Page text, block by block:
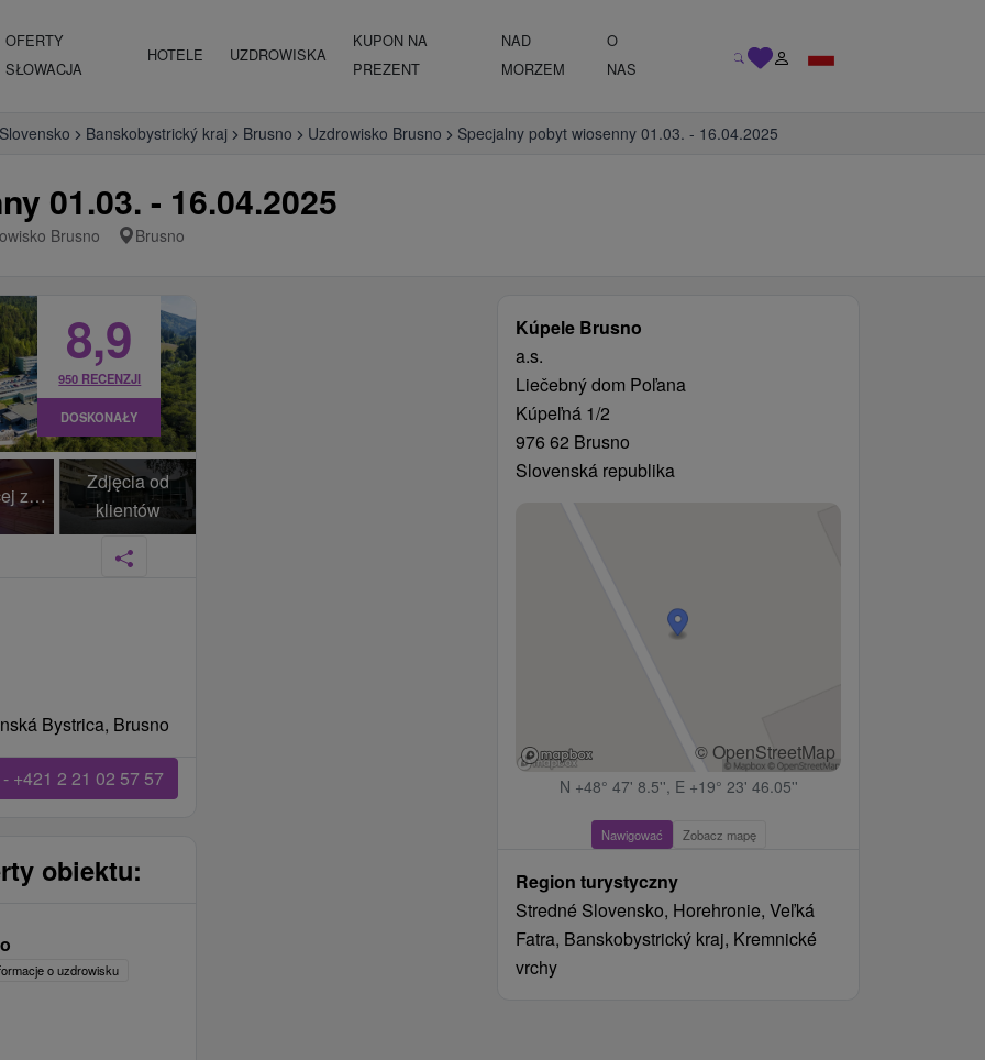
OFERTY
SŁOWACJA
HOTELE UZDROWISKA
KUPON NA
PREZENT
NAD
MORZEM
O
NAS
Banskobystrický kraj Brusno Uzdrowisko Brusno Specjalny pobyt wiosenny 01.03. - 16.04.2025
01.03. - 16.04.2025
Brusno Brusno
Kúpele Brusno
a.s.
Liečebný dom Poľana
Kúpeľná 1/2
976 62 Brusno
Slovenská republika
© OpenStreetMap
N +48° 47' 8.5'', E +19° 23' 46.05''
Nawigować Zobacz mapę
Region turystyczny
Stredné Slovensko, Horehronie, Veľká
Fatra, Banskobystrický kraj, Kremnické
vrchy
+131 Więcej zdjęć
Zdjęcia od
klientów
8,9
950 RECENZJI
DOSKONAŁY
Bystrica, Brusno
+421 2 21 02 57 57
obiektu:
o uzdrowisku